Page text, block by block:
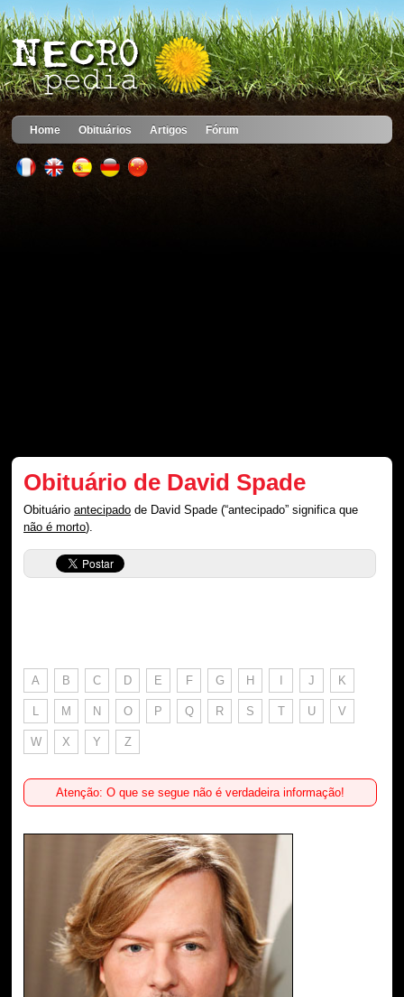
Home Obituários Artigos Fórum
Obituário de David Spade
Obituárioantecipado de David Spade (“antecipado” significa que
não é morto).
A B C D E F G H I J K
L M N O P Q R S T U V
W X Y Z
Atenção: O que se segue não é verdadeira informação!